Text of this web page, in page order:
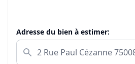
Adresse du bien à estimer: